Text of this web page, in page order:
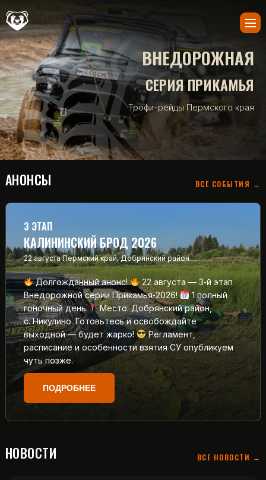
ВНЕДОРОЖНАЯ
СЕРИЯ ПРИКАМЬЯ
Трофи-рейды Пермского края
АНОНСЫ ВСЕ СОБЫТИЯ →
3 ЭТАП
КАЛИНИНСКИЙ БРОД 2026
22 августа Пермский край, Добрянский район
Долгожданный анонс!
22 августа — 3‑й этап
Внедорожной серии Прикамья‑2026!
1 полный
гоночный день.
Место: Добрянский район,
с. Никулино. Готовьтесь и освобождайте
выходной — будет жарко!
Регламент,
расписание и особенности взятия СУ опубликуем
чуть позже.
ПОДРОБНЕЕ
НОВОСТИ ВСЕ НОВОСТИ →